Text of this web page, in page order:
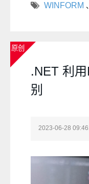
WINFORM 、
原创
.NET 利
别
2023-06-28